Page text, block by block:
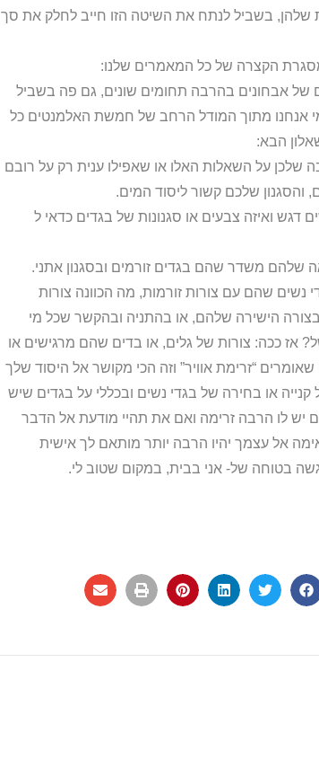
שלהן, בשביל לנתח את השיטה הזו חייב לחלק את סך
הקצרה של כל המאמרים שלנו:
של אבחונים בהרבה תחומים שונים, גם פה בשביל
אנחנו מתוך המודל הרחב של חמשת האלמנטים כל
הבא:
על השאלות האלו או שאפילו ענית רק על רובם
והסגנון שלכם קשור ליסוד המים.
ואיזה צבעים או סגנונות של בגדים כדאי ל
משדר שהם בגדים זורמים ובסגנון אתני.
נשים שהם עם צורות זורמות, מה הכוונה צורות
הישירה שלהם, או בהתניה ובהקשר שכל מי
ככה: צורות של גלים, או בדים שהם מרגישים או
“זרימת אוויר” וזה הכי מקושר אל היסוד שלך
או בחירה של בגדי נשים ובכללי על בגדים שיש
יש לו הרבה זרימה ואם את תהיי מודעת אל הדבר
אל עצמך יהיו הרבה יותר מותאם לך אישית
בטוחה של- אני בבית, במקום שטוב לי.